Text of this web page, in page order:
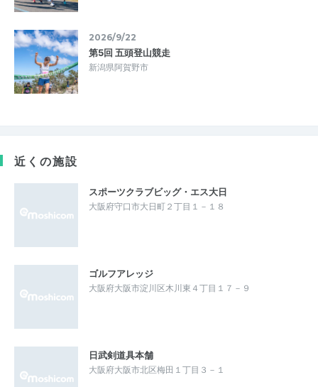
2026/9/22
第5回 五頭登山競走
新潟県阿賀野市
近くの施設
スポーツクラブビッグ・エス大日
大阪府守口市大日町２丁目１－１８
ゴルフアレッジ
大阪府大阪市淀川区木川東４丁目１７－９
日武剣道具本舗
大阪府大阪市北区梅田１丁目３－１